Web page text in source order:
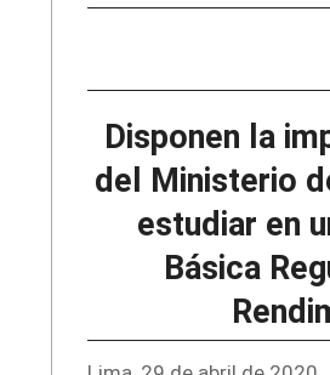
Disponen la
del Ministerio
estudiar en
Básica